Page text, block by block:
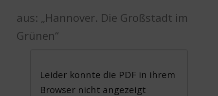
aus: „Hannover. Die Großstadt im
Grünen“
Leider konnte die PDF in ihrem
Browser nicht angezeigt